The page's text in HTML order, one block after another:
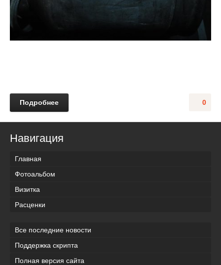
0
Подробнее
Навигация
Главная
Фотоальбом
Визитка
Расценки
Все последние новости
Поддержка скрипта
Полная версия сайта